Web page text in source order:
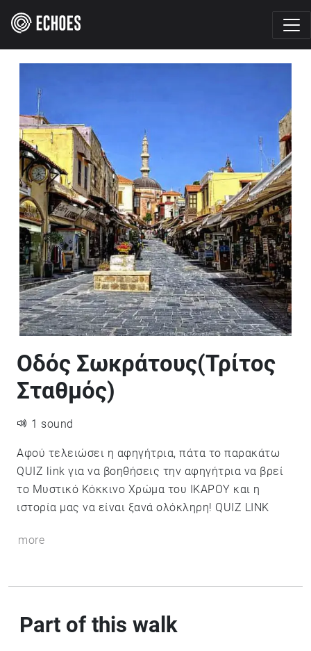
Οδός Σωκράτους(Τρίτος
Σταθμός)
1 sound
Αφού τελειώσει η αφηγήτρια, πάτα το παρακάτω
QUIZ link για να βοηθήσεις την αφηγήτρια να βρεί
το Μυστικό Κόκκινο Χρώμα του ΙΚΑΡΟΥ και η
ιστορία μας να είναι ξανά ολόκληρη! QUIZ LINK
more
Part of this walk